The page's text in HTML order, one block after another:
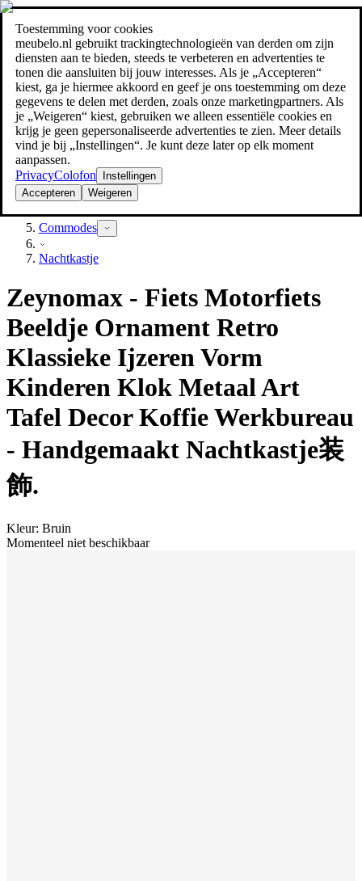
Toestemming voor cookies
meubelo.nl gebruikt trackingtechnologieën van derden om zijn
diensten aan te bieden, steeds te verbeteren en advertenties te
tonen die aansluiten bij jouw interesses. Als je „Accepteren“
kiest, ga je hiermee akkoord en geef je ons toestemming om deze
gegevens te delen met derden, zoals onze marketingpartners. Als
je „Weigeren“ kiest, gebruiken we alleen essentiële cookies en
krijg je geen gepersonaliseerde advertenties te zien. Meer details
vind je bij „Instellingen“. Je kunt deze later op elk moment
aanpassen.
PrivacyColofon
Instellingen
Accepteren
Weigeren
Zoeken
meubel jezelf de beste prijs!meubel jezelf de beste prijs!
Slaapkamer
Commodes
Nachtkastje
Zeynomax - Fiets Motorfiets
Beeldje Ornament Retro
Klassieke Ijzeren Vorm
Kinderen Klok Metaal Art
Tafel Decor Koffie Werkbureau
- Handgemaakt Nachtkastje装
飾.
Kleur: Bruin
Momenteel niet beschikbaar